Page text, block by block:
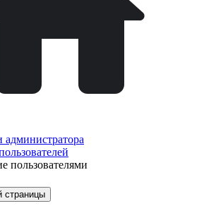
администратора
пользователями
страницы